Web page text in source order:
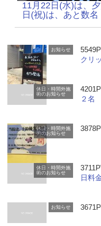
11月22日(水)は、
日(祝)は、あと数名
お知らせ
クリ
休日・時間外施
術のお知らせ
２名
休日・時間外施
術のお知らせ
休日・時間外施
術のお知らせ
日料
お知らせ